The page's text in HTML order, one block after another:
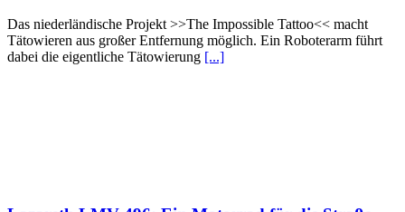
Das niederländische Projekt >>The Impossible Tattoo<< macht
Tätowieren aus großer Entfernung möglich. Ein Roboterarm führt
dabei die eigentliche Tätowierung [...]